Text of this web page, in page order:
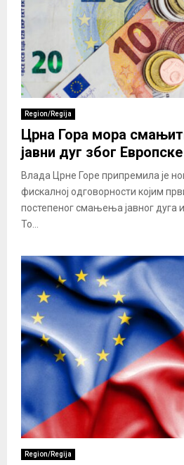
Region/Regija
Црна Гора мора
јавни дуг због Европске
Влада Црне Горе припремила је
фискалној одговорности којим
постепеног смањења јавног дуга
То...
Region/Regija